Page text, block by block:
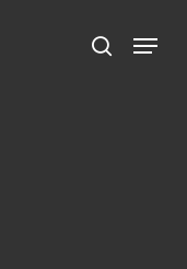
search
Menu